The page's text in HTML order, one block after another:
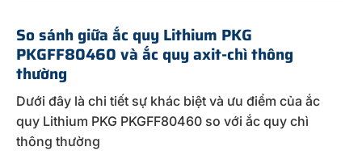
So sánh giữa ắc quy Lithium PKG
PKGFF80460 và ắc quy axit-chì thông
thường
Dưới đây là chi tiết sự khác biệt và ưu điểm của ắc
quy Lithium PKG PKGFF80460 so với ắc quy chì
thông thường